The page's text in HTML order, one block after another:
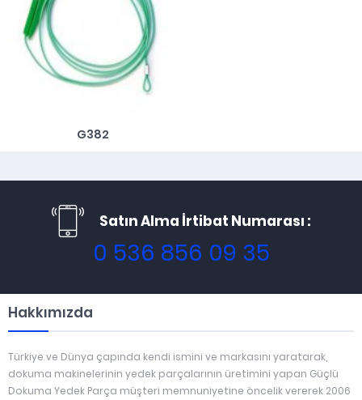
G382
Satın Alma İrtibat Numarası :
0 536 856 09 35
Hakkımızda
Türkiye ve Dünya çapında kendi ismini ve markasını yaratarak,
dokuma makinelerinin yedek parçalarının üretimini yapan Güçlü
Dokuma Yedek Parça müşteri memnuniyetine öncelik vererek 2006